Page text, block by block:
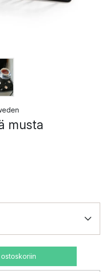
musta
ostoskoriin